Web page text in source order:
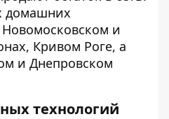
домашних
Новомосковском и
Кривом Роге, а
и Днепровском
технологий